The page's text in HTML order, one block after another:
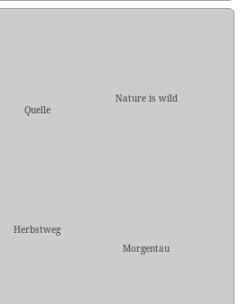
Quelle
Nature is wild
Herbstweg
Morgentau